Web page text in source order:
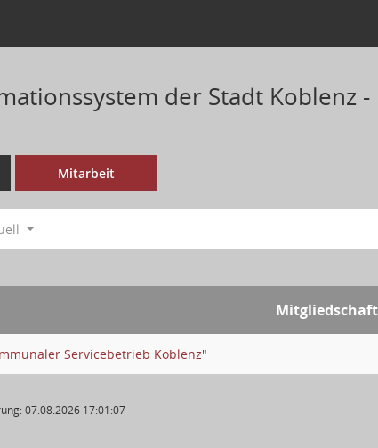
der Stadt Koblenz
Mitarbeit
Mitgliedschaft
Servicebetrieb Koblenz"
07.08.2026 17:01:07